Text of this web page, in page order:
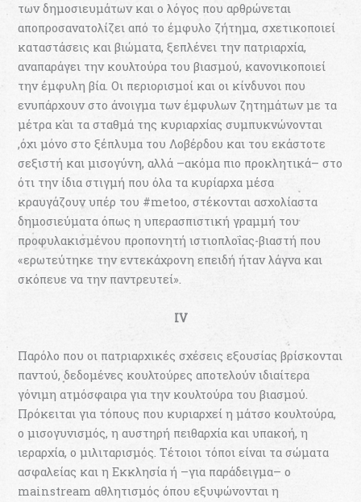
των δημοσιευμάτων και ο λόγος που αρθρώνεται
αποπροσανατολίζει από το έμφυλο ζήτημα, σχετικοποιεί
καταστάσεις και βιώματα, ξεπλένει την πατριαρχία,
αναπαράγει την κουλτούρα του βιασμού, κανονικοποιεί
την έμφυλη βία. Οι περιορισμοί και οι κίνδυνοι που
ενυπάρχουν στο άνοιγμα των έμφυλων ζητημάτων με τα
μέτρα και τα σταθμά της κυριαρχίας συμπυκνώνονται
,όχι μόνο στο ξέπλυμα του Λοβέρδου και του εκάστοτε
σεξιστή και μισογύνη, αλλά –ακόμα πιο προκλητικά– στο
ότι την ίδια στιγμή που όλα τα κυρίαρχα μέσα
κραυγάζουν υπέρ του #metoo, στέκονται ασχολίαστα
δημοσιεύματα όπως η υπερασπιστική γραμμή του
προφυλακισμένου προπονητή ιστιοπλοΐας-βιαστή που
«ερωτεύτηκε την εντεκάχρονη επειδή ήταν λάγνα και
σκόπευε να την παντρευτεί».
IV
Παρόλο που οι πατριαρχικές σχέσεις εξουσίας βρίσκονται
παντού, δεδομένες κουλτούρες αποτελούν ιδιαίτερα
γόνιμη ατμόσφαιρα για την κουλτούρα του βιασμού.
Πρόκειται για τόπους που κυριαρχεί η μάτσο κουλτούρα,
ο μισογυνισμός, η αυστηρή πειθαρχία και υπακοή, η
ιεραρχία, ο μιλιταρισμός. Τέτοιοι τόποι είναι τα σώματα
ασφαλείας και η Εκκλησία ή –για παράδειγμα– ο
mainstream αθλητισμός όπου εξυψώνονται η